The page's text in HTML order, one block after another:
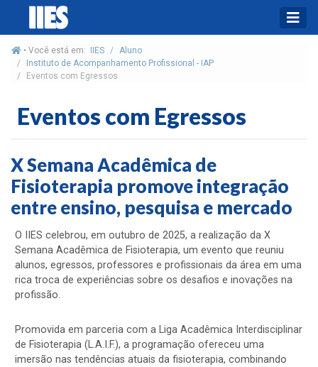
• Você está em: IIES
Aluno
Instituto de Acompanhamento Profissional - IAP
Eventos com Egressos
Eventos com Egressos
X Semana Acadêmica de
Fisioterapia promove integração
entre ensino, pesquisa e mercado
O IIES celebrou, em outubro de 2025, a realização da X
Semana Acadêmica de Fisioterapia, um evento que reuniu
alunos, egressos, professores e profissionais da área em uma
rica troca de experiências sobre os desafios e inovações na
profissão.
Promovida em parceria com a Liga Acadêmica Interdisciplinar
de Fisioterapia (L.A.I.F.), a programação ofereceu uma
imersão nas tendências atuais da fisioterapia, combinando